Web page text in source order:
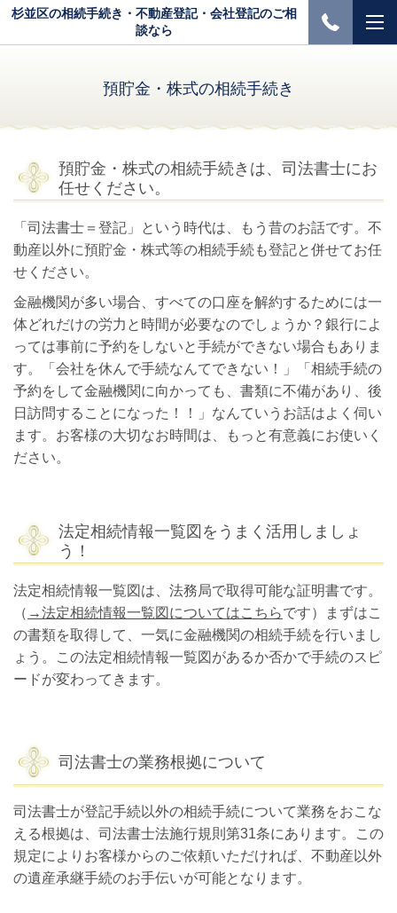
杉並区の相続手続き・不動産登記・会社登記のご相
談なら
預貯金・株式の相続手続き
預貯金・株式の相続手続きは、司法書士にお
任せください。
「司法書士＝登記」という時代は、もう昔のお話です。不
動産以外に預貯金・株式等の相続手続も登記と併せてお任
せください。
金融機関が多い場合、すべての口座を解約するためには一
体どれだけの労力と時間が必要なのでしょうか？銀行によ
っては事前に予約をしないと手続ができない場合もありま
す。「会社を休んで手続なんてできない！」「相続手続の
予約をして金融機関に向かっても、書類に不備があり、後
日訪問することになった！！」なんていうお話はよく伺い
ます。お客様の大切なお時間は、もっと有意義にお使いく
ださい。
法定相続情報一覧図をうまく活用しましょ
う！
法定相続情報一覧図は、法務局で取得可能な証明書です。
（ →法定相続情報一覧図についてはこちらです）まずはこ
の書類を取得して、一気に金融機関の相続手続を行いまし
ょう。この法定相続情報一覧図があるか否かで手続のスピ
ードが変わってきます。
司法書士の業務根拠について
司法書士が登記手続以外の相続手続について業務をおこな
える根拠は、司法書士法施行規則第31条にあります。この
規定によりお客様からのご依頼いただければ、不動産以外
の遺産承継手続のお手伝いが可能となります。